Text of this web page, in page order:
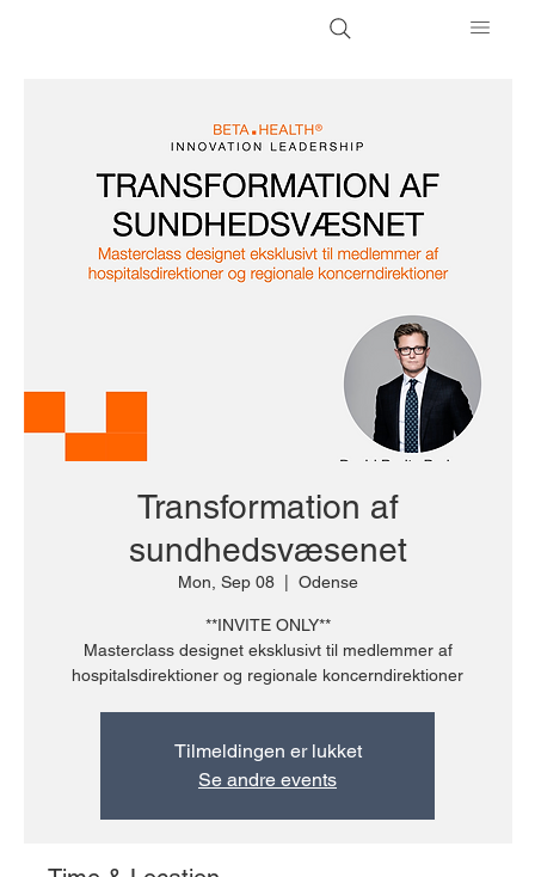
Transformation af
sundhedsvæsenet
Mon, Sep 08
  |
Odense
**INVITE ONLY**
Masterclass designet eksklusivt til medlemmer af
hospitalsdirektioner og regionale koncerndirektioner
Tilmeldingen er lukket
Se andre events